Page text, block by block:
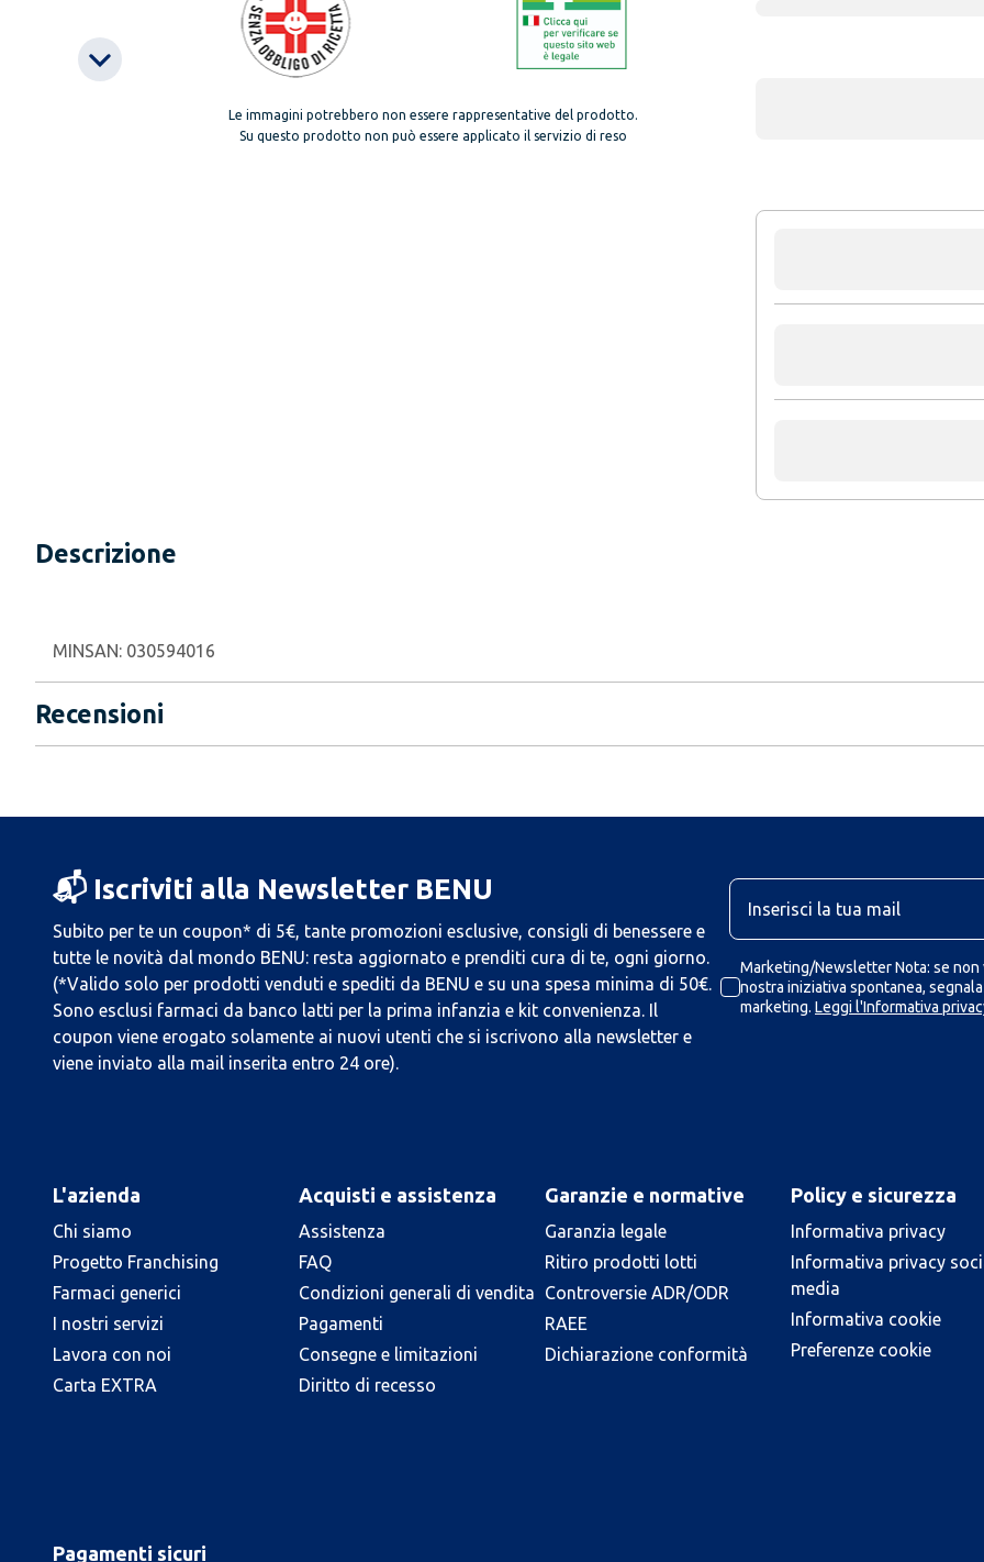
Le immagini potrebbero non essere rappresentative del prodotto.
Su questo prodotto non può essere applicato il servizio di reso
Descrizione
MINSAN: 030594016
Recensioni
📬 Iscriviti alla Newsletter BENU
Subito per te un coupon* di 5€, tante promozioni esclusive, consigli di benessere e
tutte le novità dal mondo BENU: resta aggiornato e prenditi cura di te, ogni giorno.
(*Valido solo per prodotti venduti e spediti da BENU e su una spesa minima di 50€.
Sono esclusi farmaci da banco latti per la prima infanzia e kit convenienza. Il
coupon viene erogato solamente ai nuovi utenti che si iscrivono alla newsletter e
viene inviato alla mail inserita entro 24 ore).
Marketing/Newsletter Nota: se non
nostra iniziativa spontanea,
marketing. Leggi l'Informativa
L'azienda
Chi siamo
Progetto Franchising
Farmaci generici
I nostri servizi
Lavora con noi
Carta EXTRA
Acquisti e assistenza
Assistenza
FAQ
Condizioni generali di vendita
Pagamenti
Consegne e limitazioni
Diritto di recesso
Garanzie e normative
Garanzia legale
Ritiro prodotti lotti
Controversie ADR/ODR
RAEE
Dichiarazione conformità
Policy e sicurezza
Informativa privacy
Informativa privacy
media
Informativa cookie
Preferenze cookie
Pagamenti sicuri